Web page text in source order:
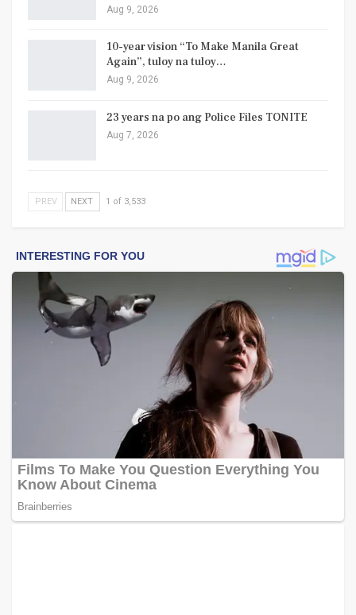
Aug 9, 2026
10-year vision “To Make Manila Great
Again”, tuloy na tuloy…
Aug 9, 2026
23 years na po ang Police Files TONITE
Aug 7, 2026
PREV NEXT 1 of 3,533